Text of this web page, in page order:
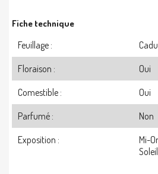
Fiche technique
Feuillage :
Floraison :
Oui
Comestible :
Oui
Parfumé :
Non
Exposition :
Mi-
Soleil